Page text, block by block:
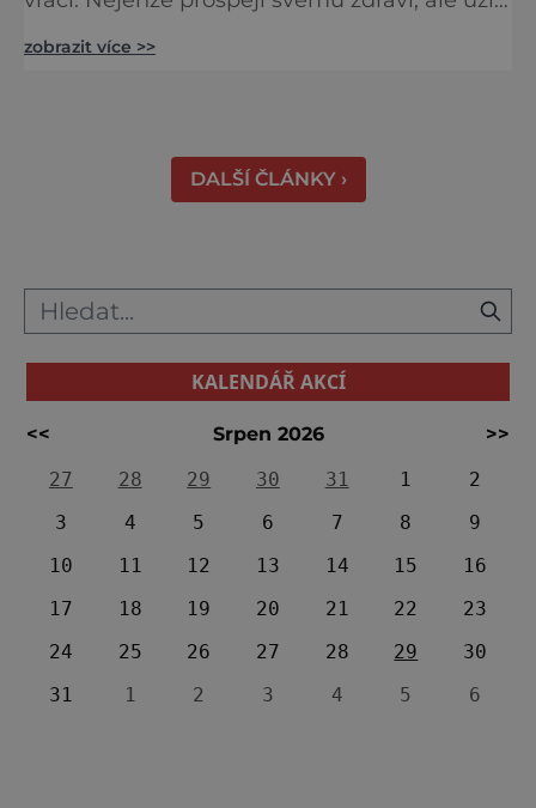
řekne slovenské lázně, Piešťany bývají první
zobrazit více >>
DALŠÍ ČLÁNKY ›
KALENDÁŘ AKCÍ
<< Srpen 2026
>>
27
28 29 30 31 1
2
3
4 5 6 7 8
9
10
11 12 13 14 15
16
17
18 19 20 21 22
23
24
25 26 27 28 29
30
31
1 2 3 4 5 6